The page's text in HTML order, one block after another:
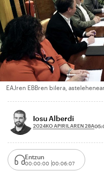
EAJren EBBren bilera,
Iosu Alberdi
2024KO APIRILAREN 28A
Entzun
00:00:00 00:06:07